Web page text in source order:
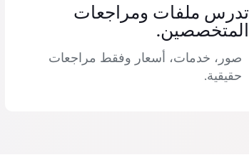
تدرس ملفات ومراجعات
المتخصصين.
صور، خدمات، أسعار وفقط مراجعات
حقيقية.